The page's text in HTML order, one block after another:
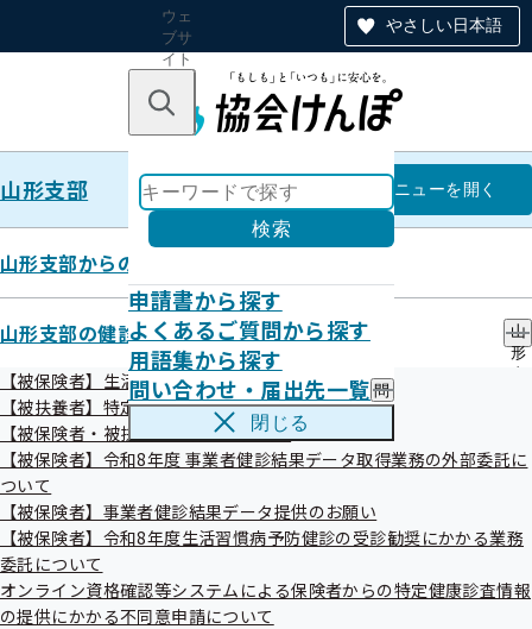
やさしい日本語
ウェ
ブサ
イト
のナ
ン
キーワードで探す
検索
申請書から探す
よくあるご質問から探す
用語集から探す
問い合わせ・届出先一覧 問
い
わ
届
出
一
覧
閉じる
山形支部 山形支部
メニューを開く
山形支部からのお知らせ
山形支部の健診・保健指導のご案内
山
形
診
指
の
【被保険者】生活習慣病予防健診等のご案内
【被扶養者】特定健康診査
【被保険者・被扶養者】特定保健指導
【被保険者】令和8年度 事業者健診結果データ取得業務の外部委託に
ついて
【被保険者】事業者健診結果データ提供のお願い
【被保険者】令和8年度生活習慣病予防健診の受診勧奨にかかる業務
委託について
オンライン資格確認等システムによる保険者からの特定健康診査情報
の提供にかかる不同意申請について
プレスリリース
令和08年08月6日
令和8年8月6日